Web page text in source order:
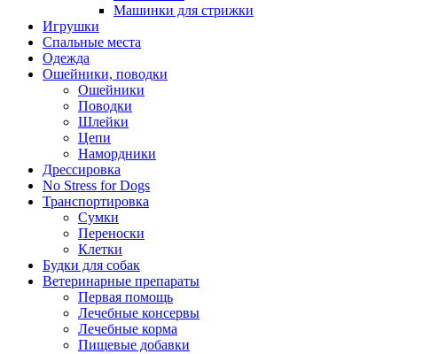
Машинки для стрижки
Игрушки
Спальные места
Одежда
Ошейники, поводки
Ошейники
Поводки
Шлейки
Цепи
Намордники
Дрессировка
No Stress for Dogs
Транспортировка
Сумки
Переноски
Клетки
Будки для собак
Ветеринарные препараты
Первая помощь
Лечебные консервы
Лечебные корма
Пищевые добавки